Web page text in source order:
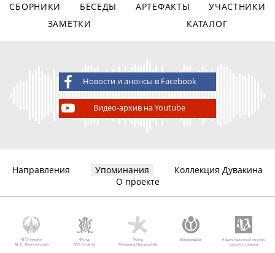
СБОРНИКИ БЕСЕДЫ АРТЕФАКТЫ
УЧАСТНИКИ
ЗАМЕТКИ
КАТАЛОГ
Новости и анонсы в Facebook
Видео-архив на Youtube
Направления Упоминания
Коллекция Дувакина
О проекте
МГУ имени
М.В. Ломоносова
Фонд
AVC Charity
Фонд
Михаила Прохорова
Викимедиа
Национальный корпус
русского языка